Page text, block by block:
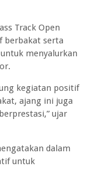
Track Open
berbakat serta
menyalurkan
kegiatan positif
ajang ini juga
ujar
dalam
untuk